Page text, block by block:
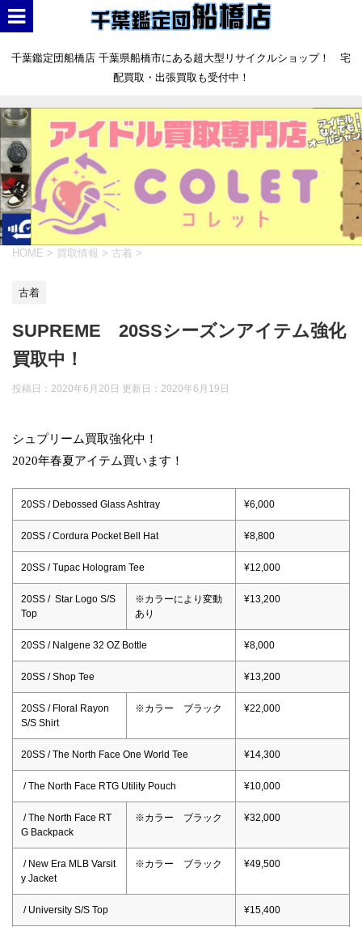
千葉鑑定団船橋店 千葉県船橋市にある超大型リサイクルショップ！ 宅
配買取・出張買取も受付中！
HOME > 買取情報 > 古着 >
古着
SUPREME 20SSシーズンアイテム強化
買取中！
投稿日：2020年6月20日 更新日： 2020年6月19日
シュプリーム買取強化中！
2020年春夏アイテム買います！
20SS / Debossed Glass Ashtray ¥6,000
20SS / Cordura Pocket Bell Hat ¥8,800
20SS / Tupac Hologram Tee ¥12,000
20SS / Star Logo S/S
Top
※カラーにより変動
あり
¥13,200
20SS / Nalgene 32 OZ Bottle ¥8,000
20SS / Shop Tee ¥13,200
20SS / Floral Rayon
S/S Shirt
※カラー ブラック ¥22,000
20SS / The North Face One World Tee ¥14,300
/ The North Face RTG Utility Pouch ¥10,000
/ The North Face RT
G Backpack
※カラー ブラック ¥32,000
/ New Era MLB Varsit
y Jacket
※カラー ブラック ¥49,500
/ University S/S Top ¥15,400